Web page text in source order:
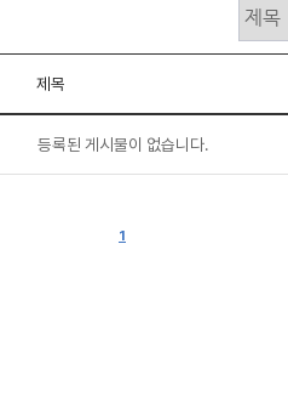
제목
등록된 게시물이 없습니다.
1